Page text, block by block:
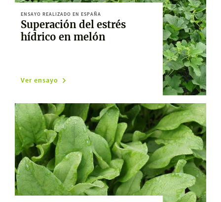
ENSAYO REALIZADO EN ESPAÑA
Superación del estrés
hídrico en melón
Ver ensayo